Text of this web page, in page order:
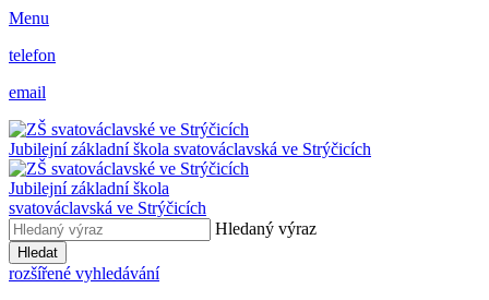
Menu
telefon
email
Jubilejní základní škola svatováclavská ve Strýčicích
Jubilejní základní škola
svatováclavská ve Strýčicích
Hledaný výraz
Hledat
rozšířené vyhledávání